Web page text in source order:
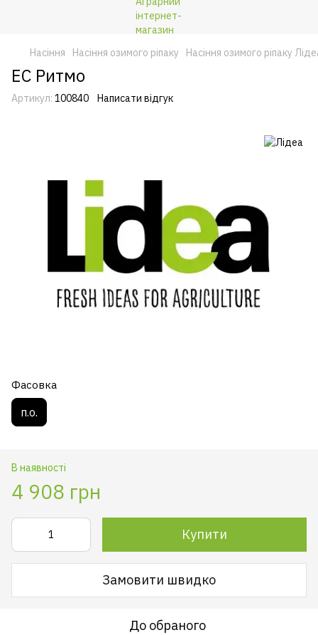
Насіння Насіння озимого ріпаку Насіння озимого ріпаку
ЕС Ритмо
Артикул: 100840 Написати відгук
Фасовка
п.о.
В наявності
4 908 грн
Купити
Замовити швидко
До обраного